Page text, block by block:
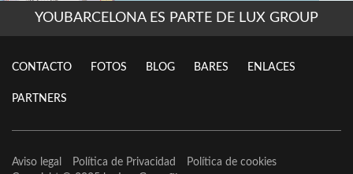
YOUBARCELONA ES PARTE DE LUX GROUP
CONTACTO FOTOS BLOG BARES ENLACES
PARTNERS
Aviso legal Política de Privacidad
Política de cookies